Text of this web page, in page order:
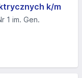
k/m
1 im. Gen.